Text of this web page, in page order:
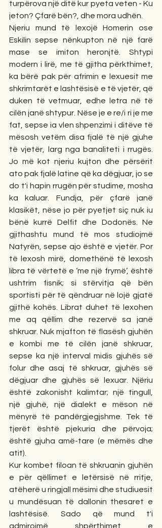
turpërova një ditë kur pyeta veten - Ku
jeton? Çfarë bën?, dhe mora udhën.
Njeriu mund të lexojë Homerin ose
Eskilin sepse nënkupton në një farë
mase se imiton heronjtë. Shtypi
modern i lirë, me të gjitha përkthimet,
ka bërë pak për afrimin e lexuesit me
shkrimtarët e lashtësisë e të vjetër, që
duken të vetmuar, edhe letra në të
cilën janë shtypur. Nëse je e re/i ri je me
fat, sepse ia vlen shpenzimi i ditëve të
mësosh vetëm disa fjalë të një gjuhe
të vjetër, larg nga banaliteti i rrugës.
Jo më kot njeriu kujton dhe përsërit
ato pak fjalë latine që ka dëgjuar, jo se
do t'i hapin rrugën për studime, mosha
ka kaluar. Fundja, për çfarë janë
klasikët, nëse jo për pyetjet siç nuk iu
bënë kurrë Delfit dhe Dodonës. Ne
gjithashtu mund të mos studiojmë
Natyrën, sepse ajo është e vjetër. Por
të lexosh mirë, domethënë të lexosh
libra të vërtetë e ‘me një frymë’, është
ushtrim fisnik; si stërvitja që bën
sportisti për të qëndruar në lojë gjatë
gjithë kohës. Librat duhet të lexohen
me aq qëllim dhe rezervë sa janë
shkruar. Nuk mjafton të flasësh gjuhën
e kombi me të cilën janë shkruar,
sepse ka një interval midis gjuhës së
folur dhe asaj të shkruar, gjuhës së
dëgjuar dhe gjuhës së lexuar. Njëriu
është zakonisht kalimtar; një tingull,
një gjuhë, një dialekt e mëson në
mënyrë të pandërgjegjshme. Tek të
tjerët është pjekuria dhe përvoja;
është gjuha amë-tare (e mëmës dhe
atit).
Kur kombet filoan të shkruanin gjuhën
e për qëllimet e letërsisë në rritje,
atëherë u ringjall mësimi dhe studiuesit
u mundësuan të dallonin thesaret e
lashtësisë. Sado që mund t'i
admirojmë shpërthimet e